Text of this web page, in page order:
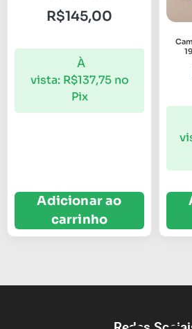
R$145,00
À
vista: R$137,75 no
Pix
Adicionar ao
carrinho